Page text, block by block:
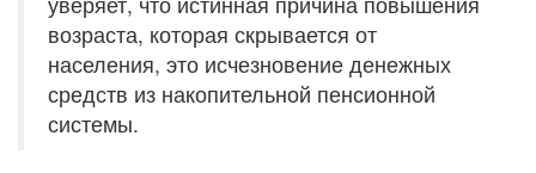
возраста, которая скрывается от
населения, это исчезновение денежных
средств из накопительной пенсионной
системы.